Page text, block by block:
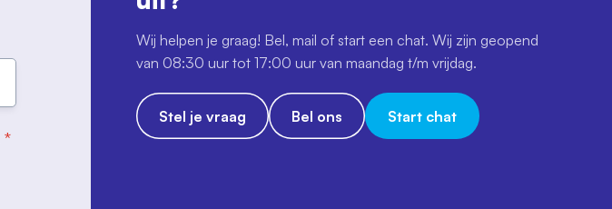
*
Wij helpen je graag! Bel, mail of start een chat. Wij zijn geopend
van 08:30 uur tot 17:00 uur van maandag t/m vrijdag.
Stel je vraag Bel ons Start chat